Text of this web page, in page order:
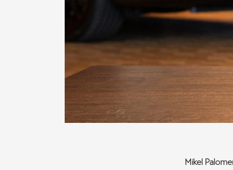
Mikel